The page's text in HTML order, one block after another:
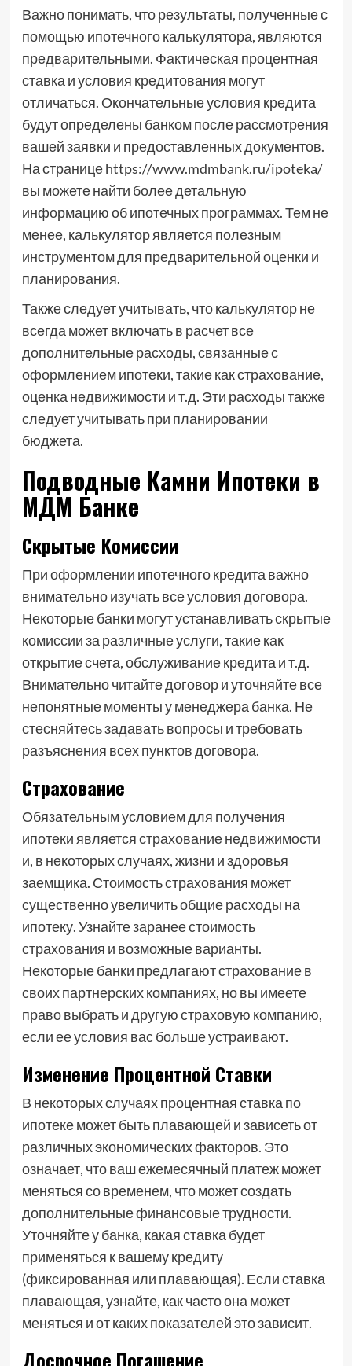
Важно понимать, что результаты, полученные с
помощью ипотечного калькулятора, являются
предварительными. Фактическая процентная
ставка и условия кредитования могут
отличаться. Окончательные условия кредита
будут определены банком после рассмотрения
вашей заявки и предоставленных документов.
На странице https://www.mdmbank.ru/ipoteka/
вы можете найти более детальную
информацию об ипотечных программах. Тем не
менее, калькулятор является полезным
инструментом для предварительной оценки и
планирования.
Также следует учитывать, что калькулятор не
всегда может включать в расчет все
дополнительные расходы, связанные с
оформлением ипотеки, такие как страхование,
оценка недвижимости и т.д. Эти расходы также
следует учитывать при планировании
бюджета.
Подводные Камни Ипотеки в
МДМ Банке
Скрытые Комиссии
При оформлении ипотечного кредита важно
внимательно изучать все условия договора.
Некоторые банки могут устанавливать скрытые
комиссии за различные услуги, такие как
открытие счета, обслуживание кредита и т.д.
Внимательно читайте договор и уточняйте все
непонятные моменты у менеджера банка. Не
стесняйтесь задавать вопросы и требовать
разъяснения всех пунктов договора.
Страхование
Обязательным условием для получения
ипотеки является страхование недвижимости
и, в некоторых случаях, жизни и здоровья
заемщика. Стоимость страхования может
существенно увеличить общие расходы на
ипотеку. Узнайте заранее стоимость
страхования и возможные варианты.
Некоторые банки предлагают страхование в
своих партнерских компаниях, но вы имеете
право выбрать и другую страховую компанию,
если ее условия вас больше устраивают.
Изменение Процентной Ставки
В некоторых случаях процентная ставка по
ипотеке может быть плавающей и зависеть от
различных экономических факторов. Это
означает, что ваш ежемесячный платеж может
меняться со временем, что может создать
дополнительные финансовые трудности.
Уточняйте у банка, какая ставка будет
применяться к вашему кредиту
(фиксированная или плавающая). Если ставка
плавающая, узнайте, как часто она может
меняться и от каких показателей это зависит.
Досрочное Погашение